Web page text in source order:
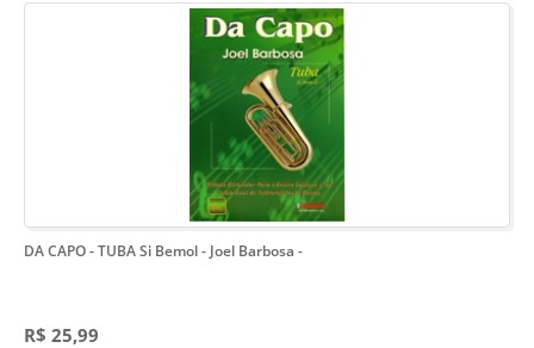
DA CAPO - TUBA Si Bemol - Joel Barbosa -
R$ 25,99